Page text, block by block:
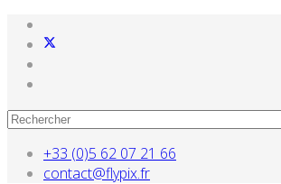
+33 (0)5 62 07 21 66
contact@flypix.fr